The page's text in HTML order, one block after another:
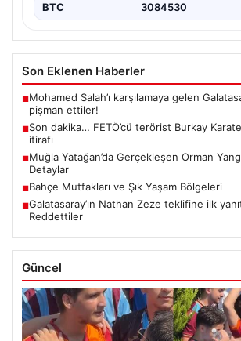
BTC 3084530
Son Eklenen Haberler
■Mohamed Salah’ı karşılamaya gelen
pişman ettiler!
■Son dakika… FETÖ’cü terörist Burkay
itirafı
■Muğla Yatağan’da Gerçekleşen Orman
Detaylar
■Bahçe Mutfakları ve Şık Yaşam Bölgeleri
■Galatasaray’ın Nathan Zeze teklifine ilk
Reddettiler
Güncel